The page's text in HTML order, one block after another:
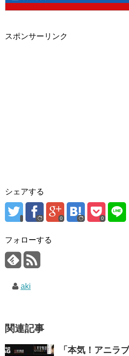
スポンサーリンク
シェアする
0 0
フォローする
aki
関連記事
「本気！アニラ